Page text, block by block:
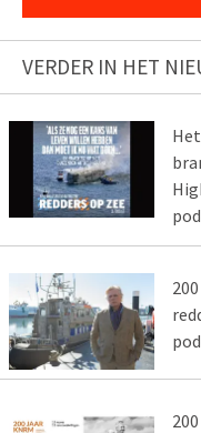
VERDER IN HET